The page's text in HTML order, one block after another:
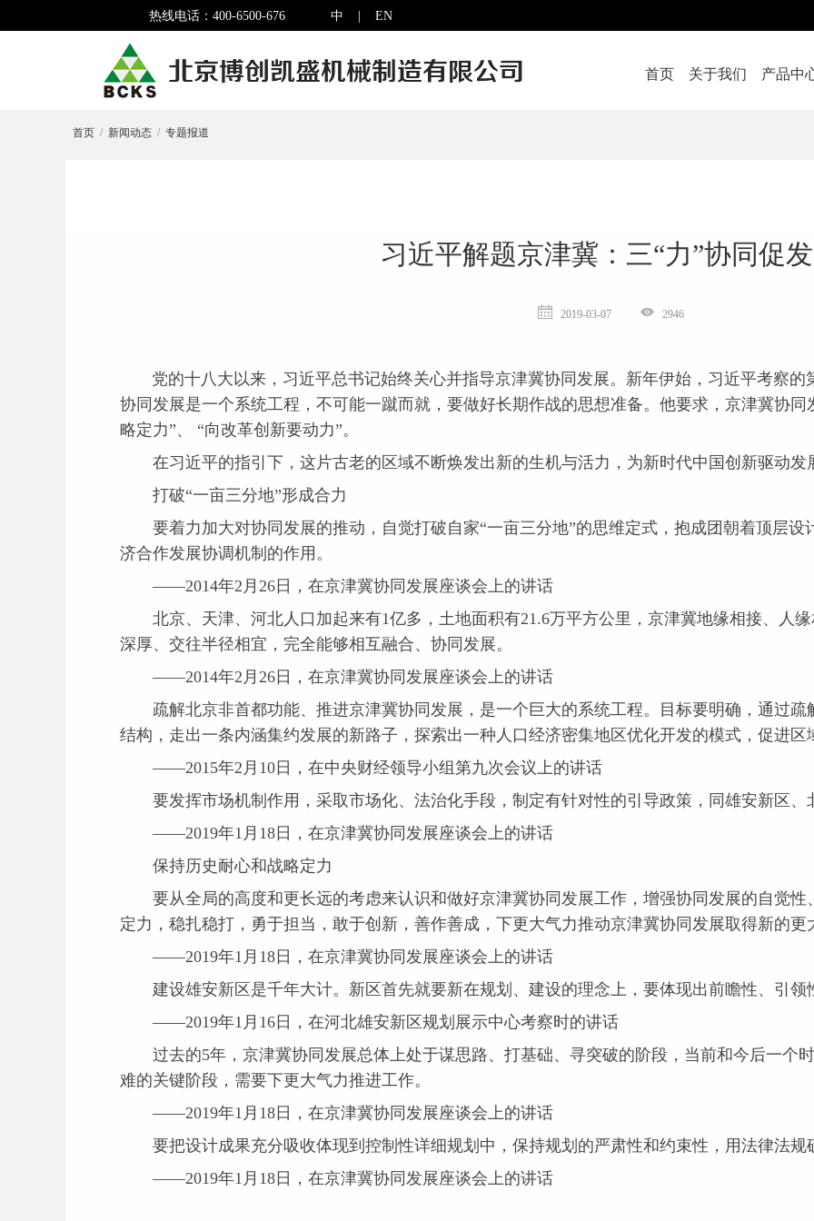
热线电话：400-6500-676 中 | EN
首页 关于我们 产品中
首页 新闻动态 专题报道
习近平解题京津冀：三“力”协同促
2019-03-07 2946
党的十八大以来，习近平总书记始终关心并指导京津冀协同发展。新年伊始，习近平考察的
协同发展是一个系统工程，不可能一蹴而就，要做好长期作战的思想准备。他要求，京津冀协同
略定力”、 “向改革创新要动力”。
在习近平的指引下，这片古老的区域不断焕发出新的生机与活力，为新时代中国创新驱动发
打破“一亩三分地”形成合力
要着力加大对协同发展的推动，自觉打破自家“一亩三分地”的思维定式，抱成团朝着顶层设
济合作发展协调机制的作用。
——2014年2月26日，在京津冀协同发展座谈会上的讲话
北京、天津、河北人口加起来有1亿多，土地面积有21.6万平方公里，京津冀地缘相接、人
深厚、交往半径相宜，完全能够相互融合、协同发展。
——2014年2月26日，在京津冀协同发展座谈会上的讲话
疏解北京非首都功能、推进京津冀协同发展，是一个巨大的系统工程。目标要明确，通过疏
结构，走出一条内涵集约发展的新路子，探索出一种人口经济密集地区优化开发的模式，促进
——2015年2月10日，在中央财经领导小组第九次会议上的讲话
要发挥市场机制作用，采取市场化、法治化手段，制定有针对性的引导政策，同雄安新区、
——2019年1月18日，在京津冀协同发展座谈会上的讲话
保持历史耐心和战略定力
要从全局的高度和更长远的考虑来认识和做好京津冀协同发展工作，增强协同发展的自觉性
定力，稳扎稳打，勇于担当，敢于创新，善作善成，下更大气力推动京津冀协同发展取得新的更
——2019年1月18日，在京津冀协同发展座谈会上的讲话
建设雄安新区是千年大计。新区首先就要新在规划、建设的理念上，要体现出前瞻性、引领
——2019年1月16日，在河北雄安新区规划展示中心考察时的讲话
过去的5年，京津冀协同发展总体上处于谋思路、打基础、寻突破的阶段，当前和今后一个
难的关键阶段，需要下更大气力推进工作。
——2019年1月18日，在京津冀协同发展座谈会上的讲话
要把设计成果充分吸收体现到控制性详细规划中，保持规划的严肃性和约束性，用法律法规
——2019年1月18日，在京津冀协同发展座谈会上的讲话